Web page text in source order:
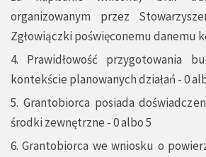
organizowanym przez
Zgłowiączki poświęconemu danemu
4. Prawidłowość przygotowania
kontekście planowanych działań - 0
5. Grantobiorca posiada
środki zewnętrzne - 0 albo 5
6. Grantobiorca we wniosku o